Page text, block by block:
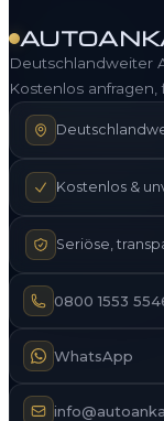
Deutschlandweiter
Kostenlos anfragen,
Kostenlos &
Seriöse,
0800 1553
WhatsApp